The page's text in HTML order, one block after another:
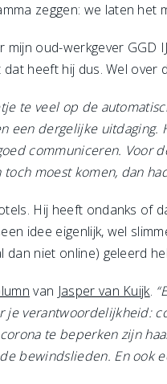
zeggen: we laten het
oud-werkgever
heeft hij dus. Wel over
te veel op de
een dergelijke
communiceren. Voor
moest komen, dan
Hij heeft ondanks of
idee eigenlijk, wel
niet online) geleerd
van Jasper van Kuijk.
verantwoordelijkheid:
te beperken zijn
bewindslieden. En ook